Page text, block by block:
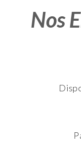
Nos